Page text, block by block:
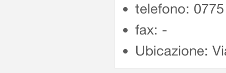
telefono:
fax: -
Ubicazione: